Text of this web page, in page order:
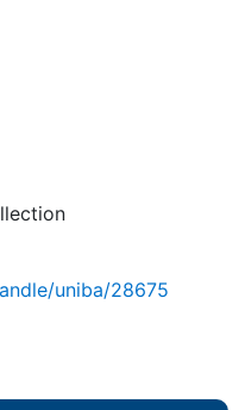
uniba/28675